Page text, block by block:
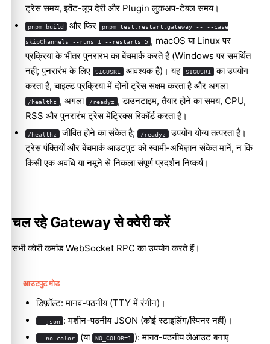
ट्रेस समय, इवेंट-लूप देरी और Plugin लुकअप-टेबल समय।
pnpm build और फिर pnpm test:restart:gateway -- --case
skipChannels --runs 1 --restarts 5 , macOS या Linux पर
प्रक्रिया के भीतर पुनरारंभ का बेंचमार्क करते हैं (Windows पर समर्थित
नहीं; पुनरारंभ के लिए
SIGUSR1 आवश्यक है)। यह SIGUSR1 का उपयोग
करता है, चाइल्ड प्रक्रिया में दोनों ट्रेस सक्षम करता है और अगला
/healthz , अगला /readyz , डाउनटाइम, तैयार होने का समय, CPU,
RSS और पुनरारंभ ट्रेस मेट्रिक्स रिकॉर्ड करता है।
/healthz जीवित होने का संकेत है; /readyz उपयोग योग्य तत्परता है।
ट्रेस पंक्तियों और बेंचमार्क आउटपुट को स्वामी-अभिज्ञान संकेत मानें, न कि
किसी एक अवधि या नमूने से निकला संपूर्ण प्रदर्शन निष्कर्ष।
चल रहे Gateway से क्वेरी करें
सभी क्वेरी कमांड WebSocket RPC का उपयोग करते हैं।
आउटपुट मोड
डिफ़ॉल्ट: मानव-पठनीय (TTY में रंगीन)।
--json : मशीन-पठनीय JSON (कोई स्टाइलिंग/स्पिनर नहीं)।
--no-color (या NO_COLOR=1 ): मानव-पठनीय लेआउट बनाए